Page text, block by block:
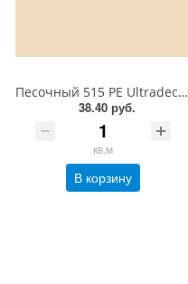
Песочный 515 PE Ultradecor ЛДСП 18 мм
38.40 руб.
кв.м
В корзину